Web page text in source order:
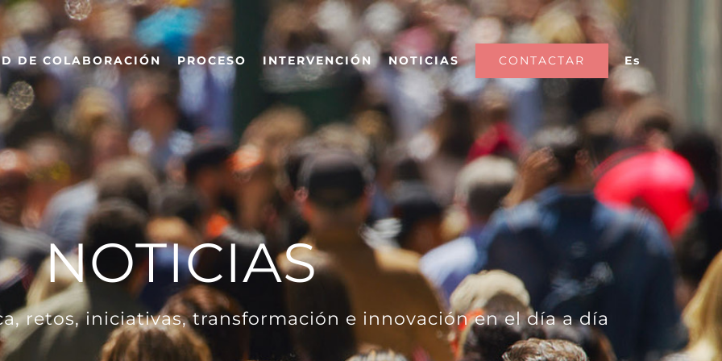
DE COLABORACIÓN PROCESO INTERVENCIÓN NOTICIAS CONTACTAR Es
NOTICIAS
retos, iniciativas, transformación e innovación en el día a día